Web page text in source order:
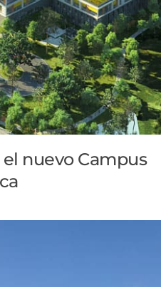
nuevo Campus